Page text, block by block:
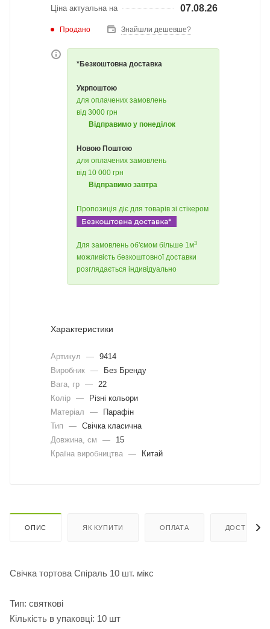
Ціна актуальна на 07.08.26
Продано Знайшли дешевше?
*Безкоштовна доставка
Укрпоштою
для оплачених замовлень
від 3000 грн
Відправимо у понеділок
Новою Поштою
для оплачених замовлень
від 10 000 грн
Відправимо завтра
Пропозиція діє для товарів зі стікером
Для замовлень об'ємом більше 1м3
можливість безкоштовної доставки
розглядається індивідуально
Характеристики
Артикул — 9414
Виробник —
Без Бренду
Вага, гр —
22
Колір —
Різні кольори
Матеріал
—
Парафін
Тип
— Свічка класична
Довжина, cм
—
15
Країна виробництва — Китай
ОПИС ЯК КУПИТИ ОПЛАТА ДОСТАВКА
Свічка тортова Спіраль 10 шт. мікс
Тип: святкові
Кількість в упаковці: 10 шт